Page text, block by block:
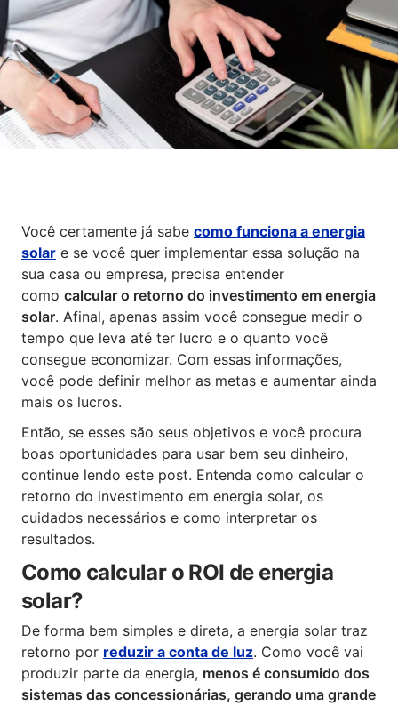
Vida Financeira
Canais Digitais
Você certamente já sabe como funciona a energia
solar e se você quer implementar essa solução na
sua casa ou empresa, precisa entender
como calcular o retorno do investimento em energia
solar. Afinal, apenas assim você consegue medir o
tempo que leva até ter lucro e o quanto você
consegue economizar. Com essas informações,
você pode definir melhor as metas e aumentar ainda
mais os lucros.
Então, se esses são seus objetivos e você procura
boas oportunidades para usar bem seu dinheiro,
continue lendo este post. Entenda como calcular o
retorno do investimento em energia solar, os
cuidados necessários e como interpretar os
resultados.
Como calcular o ROI de energia
solar?
De forma bem simples e direta, a energia solar traz
retorno por reduzir a conta de luz. Como você vai
produzir parte da energia, menos é consumido dos
sistemas das concessionárias, gerando uma grande